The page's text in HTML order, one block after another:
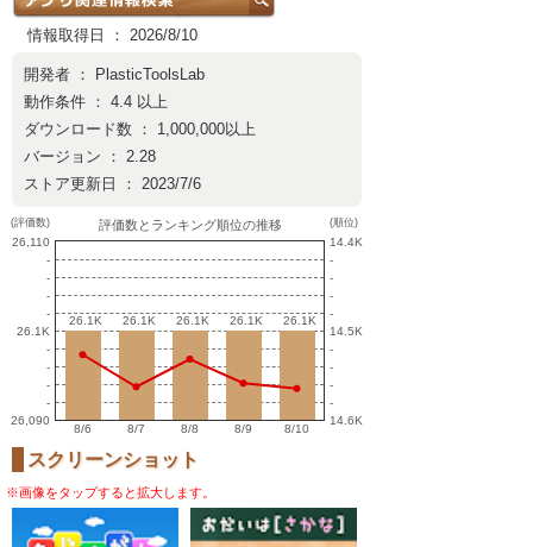
情報取得日 ： 2026/8/10
開発者 ：
PlasticToolsLab
動作条件 ： 4.4 以上
ダウンロード数 ： 1,000,000以上
バージョン ： 2.28
ストア更新日 ： 2023/7/6
(評価数)
26,110
-
-
-
-
26.1K
-
-
-
-
26,090
評価数とランキング順位の推移
26.1K
26.1K 26.1K
26.1K 26.1K
26.1K 26.1K
26.1K 26.1K
26.1K
8/6 8/7 8/8 8/9 8/10
(順位)
14.4K
-
-
-
-
14.5K
-
-
-
-
14.6K
スクリーンショット
※画像をタップすると拡大します。